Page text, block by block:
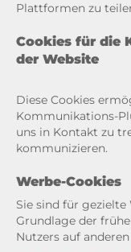
Plattformen zu
Cookies für die
der Website
Diese Cookies
Kommunikations-
uns in Kontakt zu
kommunizieren.
Werbe-Cookies
Sie sind für
Grundlage der
Nutzers auf